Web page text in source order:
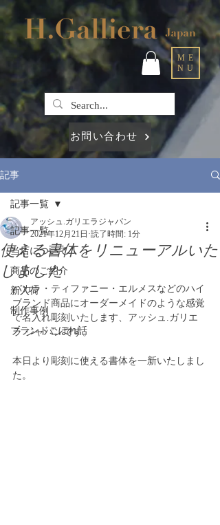
ME
NU
お問い合わせ
記事
記事一覧
当店について
商品のご紹介
新入荷
制作事例
ブランドこぼれ話
記事一覧
使える書体をリニューアルいた
しました
アッシュ.ガリエラジャパン
2021年12月21日 読了時間: 1分
バカラ・ティファニー・エルメスなどのハイ
ブランド商品にオーダーメイドのような感覚
で名入れ彫刻いたします、アッシュ.ガリエ
ラ ジャパンです。
本日より彫刻に使える書体を一新いたしまし
た。